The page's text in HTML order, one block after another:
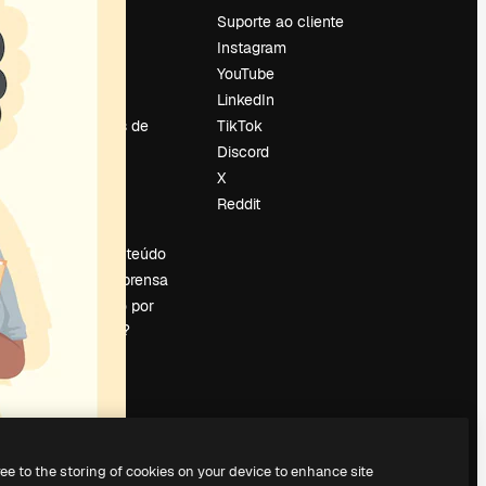
Tendências de
Vender conteúdo
Sala de imprensa
Procurando por
magnific.ai?
Suporte ao cliente
Instagram
YouTube
LinkedIn
TikTok
Discord
X
Reddit
to the storing of cookies on your device to enhance site